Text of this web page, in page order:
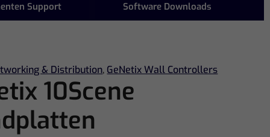
Support Software Downloads
& Distribution, GeNetix Wall Controllers
10Scene